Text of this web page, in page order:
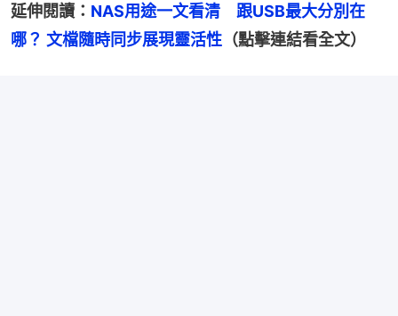
延伸閱讀： NAS用途一文看清　跟USB最大分別在
哪？ 文檔隨時同步展現靈活性 （點擊連結看全文）